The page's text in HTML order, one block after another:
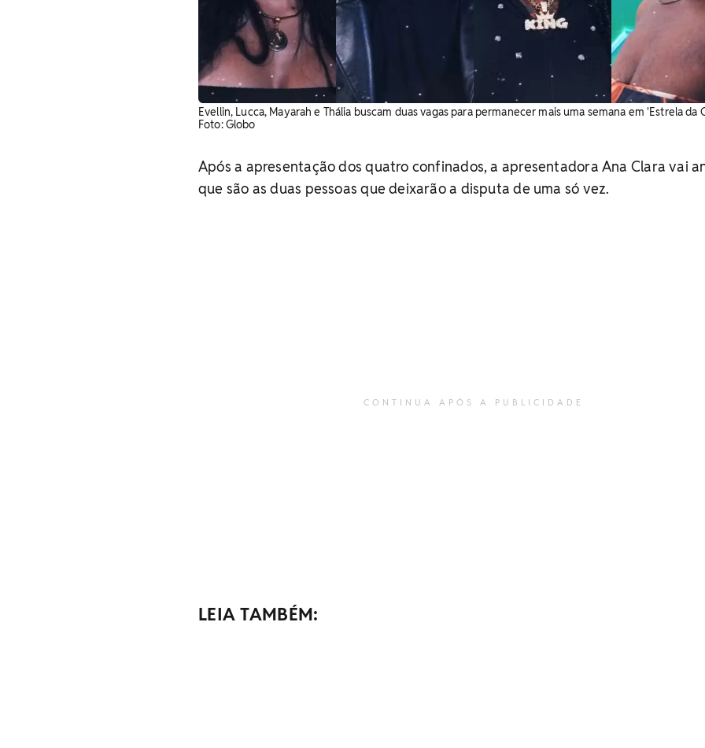
Evellin, Lucca, Mayarah e Thália buscam duas vagas para permanecer mais uma semana em 'Estrela da
Foto: Globo
Após a apresentação dos quatro confinados, a apresentadora Ana Clara vai
que são as duas pessoas que deixarão a disputa de uma só vez.
CONTINUA APÓS A PUBLICIDADE
LEIA TAMBÉM: